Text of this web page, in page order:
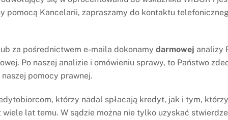
pomocą Kancelarii, zapraszamy do kontaktu
za pośrednictwem e-maila dokonamy darmowej analizy
Po naszej analizie i omówieniu sprawy, to Państwo
pomocy prawnej.
którzy nadal spłacają kredyt, jak i tym,
wiele lat temu. W sądzie można nie tylko uzyskać
sprawie prawomocnego wyroku Sądu Apelacyjnego w
frankowiczów.